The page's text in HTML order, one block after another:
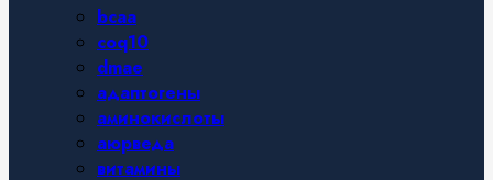
bcaa
coq10
dmae
адаптогены
аминокислоты
аюрведа
витамины